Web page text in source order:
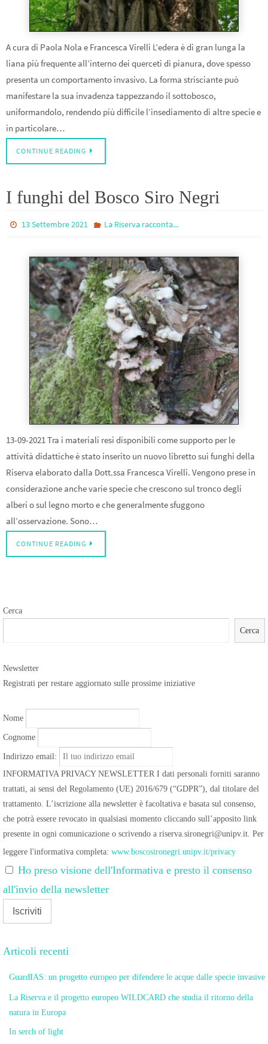
A cura di Paola Nola e Francesca Virelli L’edera è di gran lunga la
liana più frequente all’interno dei querceti di pianura, dove spesso
presenta un comportamento invasivo. La forma strisciante può
manifestare la sua invadenza tappezzando il sottobosco,
uniformandolo, rendendo più difficile l’insediamento di altre specie e
in particolare…
CONTINUE READING
I funghi del Bosco Siro Negri
13 Settembre 2021 La Riserva racconta...
13-09-2021 Tra i materiali resi disponibili come supporto per le
attività didattiche è stato inserito un nuovo libretto sui funghi della
Riserva elaborato dalla Dott.ssa Francesca Virelli. Vengono prese in
considerazione anche varie specie che crescono sul tronco degli
alberi o sul legno morto e che generalmente sfuggono
all’osservazione. Sono…
CONTINUE READING
Cerca
Cerca
Newsletter
Registrati per restare aggiornato sulle prossime iniziative
Nome
Cognome
Indirizzo email:
INFORMATIVA PRIVACY NEWSLETTER I dati personali forniti saranno
trattati, ai sensi del Regolamento (UE) 2016/679 (“GDPR”), dal titolare del
trattamento. L’iscrizione alla newsletter è facoltativa e basata sul consenso,
che potrà essere revocato in qualsiasi momento cliccando sull’apposito link
presente in ogni comunicazione o scrivendo a riserva.sironegri@unipv.it. Per
leggere l'informativa completa: www.boscosironegri.unipv.it/privacy
Ho preso visione dell'Informativa e presto il consenso
all'invio della newsletter
Articoli recenti
GuardIAS: un progetto europeo per difendere le acque dalle specie invasive
La Riserva e il progetto europeo WILDCARD che studia il ritorno della
natura in Europa
In serch of light